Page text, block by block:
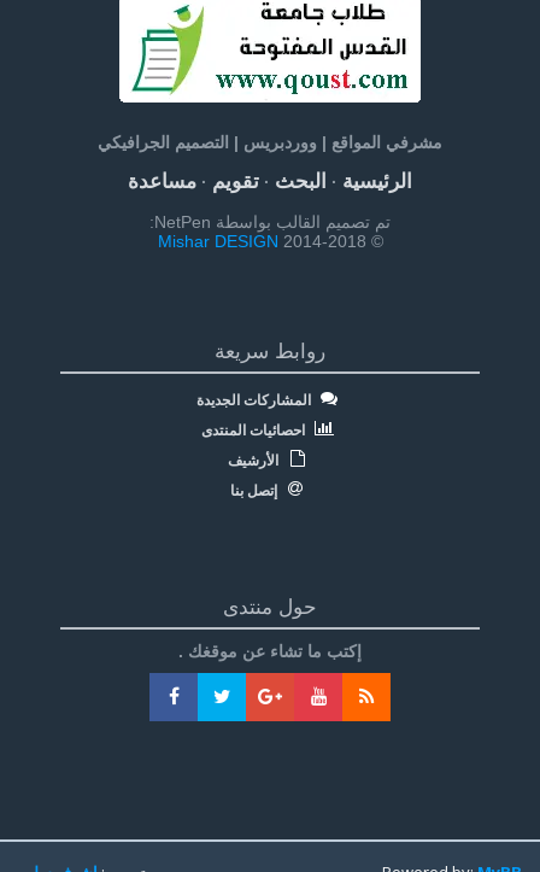
مشرفي المواقع | ووردبريس | التصميم الجرافيكي
الرئيسية· البحث· تقويم· مساعدة
تم تصميم القالب بواسطة NetPen:
© 2014-2018
Mishar DESIGN
روابط سريعة
المشاركات الجديدة
احصائيات المنتدى
الأرشيف
إتصل بنا
حول منتدى
إكتب ما تشاء عن موقغك .